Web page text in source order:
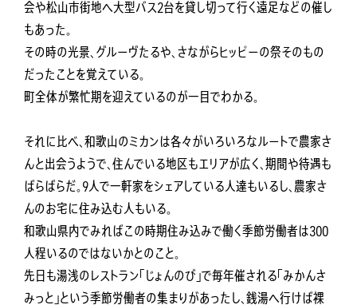
会や松山市街地へ大型バス2台を貸し切って行く遠足などの催し
もあった。
その時の光景、グルーヴたるや、さながらヒッピーの祭そのもの
だったことを覚えている。
町全体が繁忙期を迎えているのが一目でわかる。
それに比べ、和歌山のミカンは各々がいろいろなルートで農家さ
んと出会うようで、住んでいる地区もエリアが広く、期間や待遇も
ばらばらだ。9人で一軒家をシェアしている人達もいるし、農家さ
んのお宅に住み込む人もいる。
和歌山県内でみればこの時期住み込みで働く季節労働者は300
人程いるのではないかとのこと。
先日も湯浅のレストラン「じょんのび」で毎年催される「みかんさ
みっと」という季節労働者の集まりがあったし、銭湯へ行けば裸